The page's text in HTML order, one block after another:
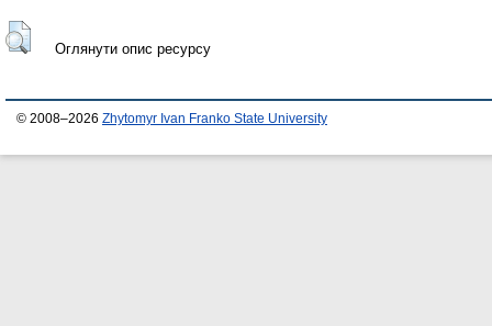
Оглянути опис ресурсу
© 2008–2026 Zhytomyr Ivan Franko State University